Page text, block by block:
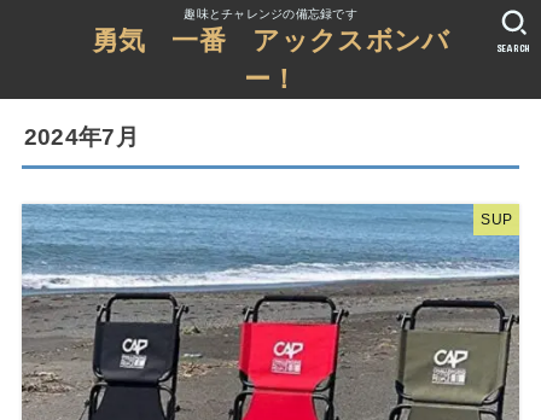
趣味とチャレンジの備忘録です
勇気 一番 アックスボンバ
ー！
SEARCH
2024年7月
SUP